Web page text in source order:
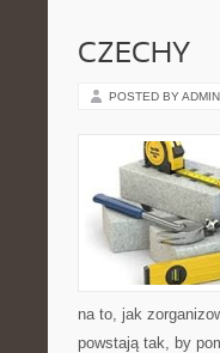
CZECHY
POSTED BY ADMIN
na to, jak
powstają tak, by